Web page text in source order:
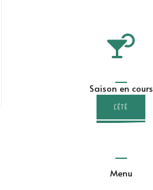
Saison en cours
L'ÉTÉ
Menu